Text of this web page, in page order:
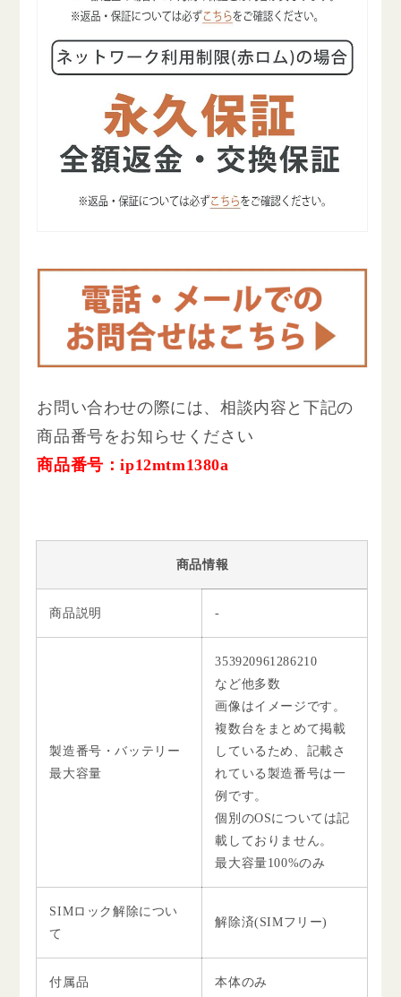
お問い合わせの際には、相談内容と下記の
商品番号をお知らせください
商品番号：ip12mtm1380a
商品情報
商品説明 -
製造番号・バッテリー
最大容量
353920961286210
など他多数
画像はイメージです。
複数台をまとめて掲載
しているため、記載さ
れている製造番号は一
例です。
個別のOSについては記
載しておりません。
最大容量100%のみ
SIMロック解除につい
て
解除済(SIMフリー)
付属品 本体のみ